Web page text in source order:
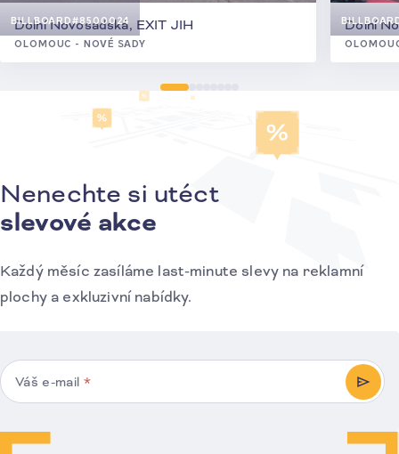
BILLBOARD#8500024
Dolní Novosadská, EXIT JIH
OLOMOUC - NOVÉ SADY
Dolní
Přihlášení k odběru novinek
Nenechte si utéct
slevové akce
Každý měsíc zasíláme last-minute slevy na reklamní
plochy a exkluzivní nabídky.
Váš e-mail *